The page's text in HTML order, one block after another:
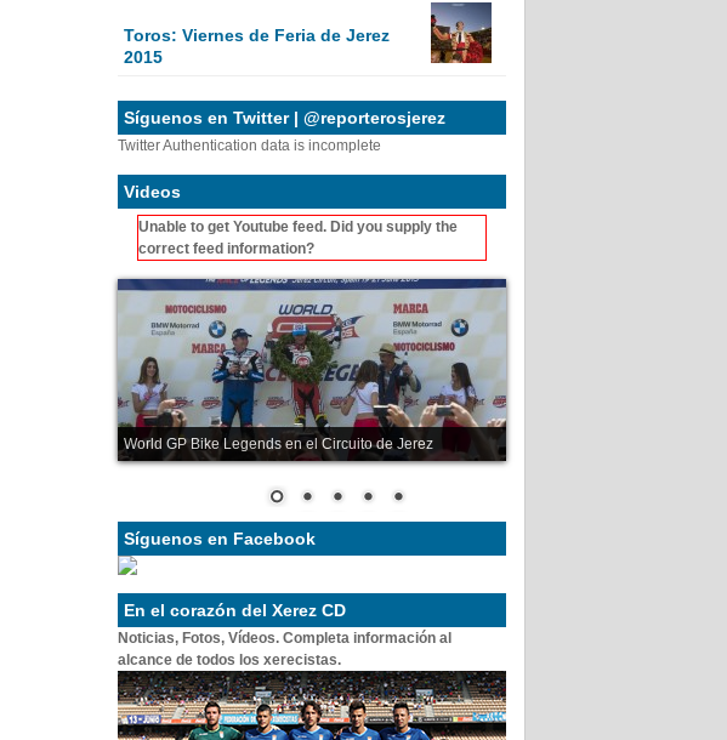
Toros: Viernes de Feria de Jerez
2015
Síguenos en Twitter | @reporterosjerez
Twitter Authentication data is incomplete
Videos
Unable to get Youtube feed. Did you supply the
correct feed information?
World GP Bike Legends en el Circuito de Jerez
Síguenos en Facebook
En el corazón del Xerez CD
Noticias, Fotos, Vídeos. Completa información al
alcance de todos los xerecistas.